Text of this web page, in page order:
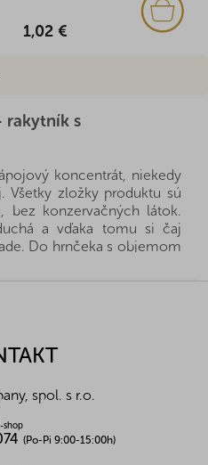
1,02 €
rakytník s
koncentrát, niekedy
Všetky zložky produktu sú
bez konzervačných látok.
a vďaka tomu si čaj
Do hrnčeka s objemom
nápoj, nie je problém.
rakytník 21%, jablko,
spol. s r.o.
shop
(Po-Pi 9:00-15:00h)